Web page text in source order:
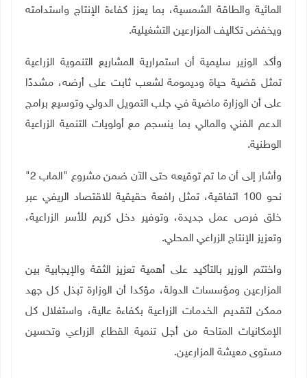
المائية والطاقة الشمسية، بما يعزز كفاءة الإنتاج واستدامته
ويخفض تكاليف المزارعين التشغيلية.
وأكد الوزير سليمية أن استمرارية المشاريع التنموية الزراعية
تمثل قضية حياة وديمومة لشعب ثابت على أرضه، مشددًا
على أن الوزارة ماضية في جلب التمويل الدولي وتوسيع برامج
الدعم الفني والمالي بما ينسجم مع أولويات التنمية الزراعية
الوطنية.
وأشار إلى أن ما تم توقيعه حتى الآن ضمن مشروع "الماب 2"
نحو 100 اتفاقية، تمثل رافعة حقيقية للاقتصاد الريفي عبر
خلق فرص عمل جديدة، وتوفير دخل كريم للأسر الزراعية،
وتعزيز الإنتاج الزراعي المحلي.
واختتم الوزير بالتأكيد على أهمية تعزيز الثقة والإيجابية بين
المزارعين ومؤسسات الدولة، مؤكدا أن الوزارة تبذل كل جهد
ممكن لتقديم الخدمات الزراعية بكفاءة عالية، واستغلال كل
الإمكانيات المتاحة من أجل تنمية القطاع الزراعي وتحسين
مستوى معيشة المزارعين.